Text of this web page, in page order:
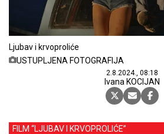
Ljubav i krvoproliće
USTUPLJENA FOTOGRAFIJA
2.8.2024., 08:18
Ivana KOCIJAN
FILM “LJUBAV I KRVOPROLIĆE”